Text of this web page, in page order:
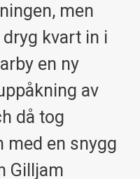
men
dryg kvart in i
en ny
av
då tog
med en snygg
Gilljam